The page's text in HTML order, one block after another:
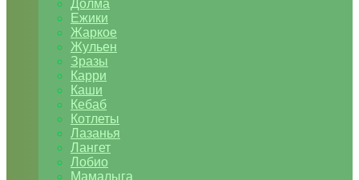
Долма
Ежики
Жаркое
Жульен
Зразы
Карри
Каши
Кебаб
Котлеты
Лазанья
Лангет
Лобио
Мамалыга